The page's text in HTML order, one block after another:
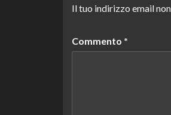
Il tuo indirizzo email
Commento *